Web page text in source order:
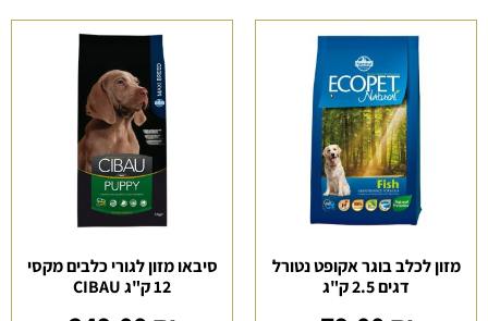
מזון לכלב בוגר אקופט נטורל
דגים 2.5 ק"ג
סיבאו מזון לגורי כלבים מקסי
12 ק"ג CIBAU